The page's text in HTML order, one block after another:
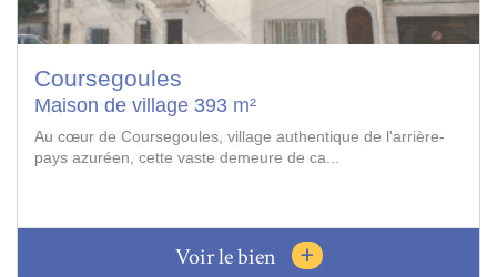
Vence
Appartement 62.25 m²
Résidence de grand standing, sécurisée avec piscine. Vue
panoramique mer, Cap d'Antibes et villag...
Voir le bien +